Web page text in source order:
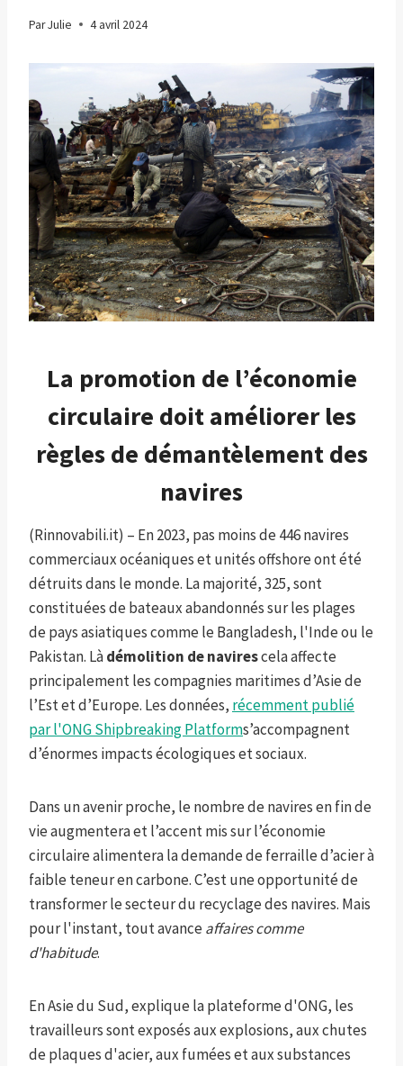
ParJulie 4 avril 2024
La promotion de l’économie
circulaire doit améliorer les
règles de démantèlement des
navires
(Rinnovabili.it) – En 2023, pas moins de 446 navires
commerciaux océaniques et unités offshore ont été
détruits dans le monde. La majorité, 325, sont
constituées de bateaux abandonnés sur les plages
de pays asiatiques comme le Bangladesh, l'Inde ou le
Pakistan. Làdémolition de navirescela affecte
principalement les compagnies maritimes d’Asie de
l’Est et d’Europe. Les données, récemment publié
par l'ONG Shipbreaking Platforms’accompagnent
d’énormes impacts écologiques et sociaux.
Dans un avenir proche, le nombre de navires en fin de
vie augmentera et l’accent mis sur l’économie
circulaire alimentera la demande de ferraille d’acier à
faible teneur en carbone. C’est une opportunité de
transformer le secteur du recyclage des navires. Mais
pour l'instant, tout avance affaires comme
d'habitude.
En Asie du Sud, explique la plateforme d'ONG, les
travailleurs sont exposés aux explosions, aux chutes
de plaques d'acier, aux fumées et aux substances